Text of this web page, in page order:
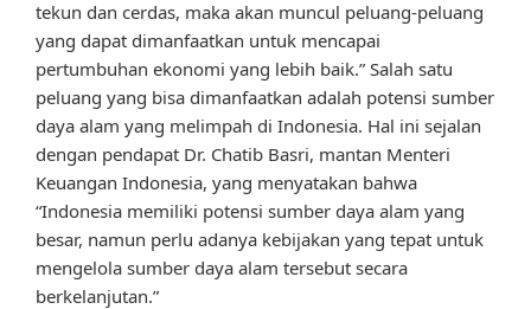
tekun dan cerdas, maka akan muncul peluang-peluang
yang dapat dimanfaatkan untuk mencapai
pertumbuhan ekonomi yang lebih baik.” Salah satu
peluang yang bisa dimanfaatkan adalah potensi sumber
daya alam yang melimpah di Indonesia. Hal ini sejalan
dengan pendapat Dr. Chatib Basri, mantan Menteri
Keuangan Indonesia, yang menyatakan bahwa
“Indonesia memiliki potensi sumber daya alam yang
besar, namun perlu adanya kebijakan yang tepat untuk
mengelola sumber daya alam tersebut secara
berkelanjutan.”